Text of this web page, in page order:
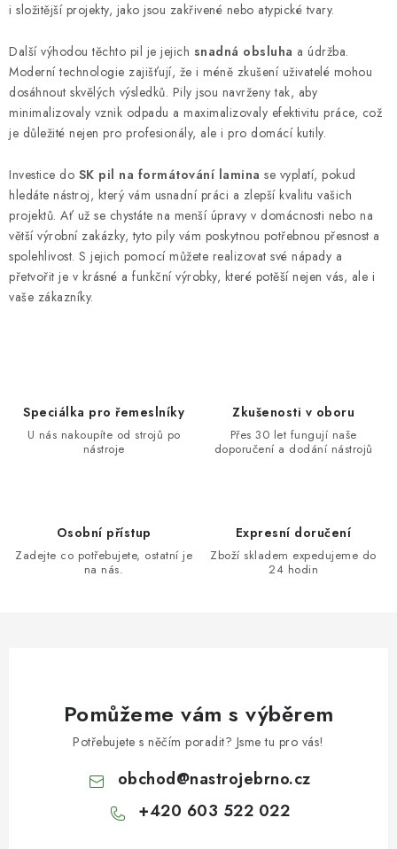
i složitější projekty, jako jsou zakřivené nebo atypické tvary.
Další výhodou těchto pil je jejich snadná obsluha a údržba.
Moderní technologie zajišťují, že i méně zkušení uživatelé mohou
dosáhnout skvělých výsledků. Pily jsou navrženy tak, aby
minimalizovaly vznik odpadu a maximalizovaly efektivitu práce, což
je důležité nejen pro profesionály, ale i pro domácí kutily.
Investice do SK pil na formátování lamina se vyplatí, pokud
hledáte nástroj, který vám usnadní práci a zlepší kvalitu vašich
projektů. Ať už se chystáte na menší úpravy v domácnosti nebo na
větší výrobní zakázky, tyto pily vám poskytnou potřebnou přesnost a
spolehlivost. S jejich pomocí můžete realizovat své nápady a
přetvořit je v krásné a funkční výrobky, které potěší nejen vás, ale i
vaše zákazníky.
Speciálka pro řemeslníky
U nás nakoupíte od strojů po
nástroje
Zkušenosti v oboru
Přes 30 let fungují naše
doporučení a dodání nástrojů
Osobní přístup
Zadejte co potřebujete, ostatní je
na nás.
Expresní doručení
Zboží skladem expedujeme do
24 hodin
Pomůžeme vám s výběrem
Potřebujete s něčím poradit? Jsme tu pro vás!
obchod@nastrojebrno.cz
+420 603 522 022